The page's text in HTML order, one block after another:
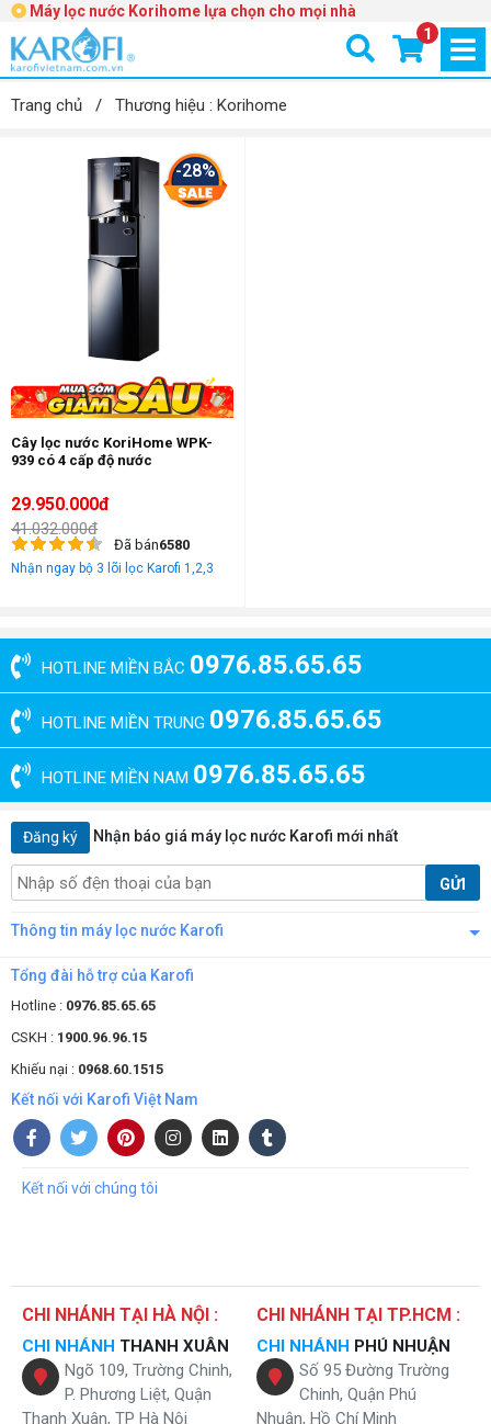
Máy lọc nước Korihome lựa chọn cho mọi nhà
1
Trang chủ / Thương hiệu : Korihome
-28%
Cây lọc nước KoriHome WPK-
939 có 4 cấp độ nước
29.950.000đ
41.032.000đ
Đã bán6580
Nhận ngay bộ 3 lõi lọc Karofi 1,2,3
HOTLINE MIỀN BẮC 0976.85.65.65
HOTLINE MIỀN TRUNG 0976.85.65.65
HOTLINE MIỀN NAM 0976.85.65.65
Đăng ký Nhận báo giá máy lọc nước Karofi mới nhất
GỬI
Thông tin máy lọc nước Karofi
Tổng đài hỗ trợ của Karofi
Hotline : 0976.85.65.65
CSKH : 1900.96.96.15
Khiếu nại : 0968.60.1515
Kết nối với Karofi Việt Nam
Kết nối với chúng tôi
CHI NHÁNH TẠI HÀ NỘI :
CHI NHÁNH THANH XUÂN
Ngõ 109, Trường Chinh,
P. Phương Liệt, Quận
Thanh Xuân, TP Hà Nội
CHI NHÁNH TẠI TP.HCM :
CHI NHÁNH PHÚ NHUẬN
Số 95 Đường Trường
Chinh, Quận Phú
Nhuận, Hồ Chí Minh